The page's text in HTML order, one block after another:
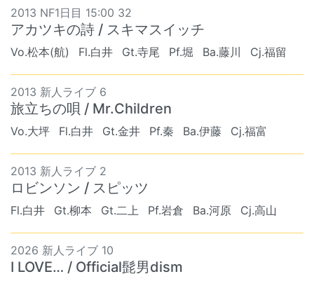
2013 NF1日目 15:00 32
アカツキの詩 / スキマスイッチ
Vo.松本(航) Fl.白井 Gt.寺尾 Pf.堀 Ba.藤川 Cj.福留
2013 新人ライブ 6
旅立ちの唄 / Mr.Children
Vo.大坪 Fl.白井 Gt.金井 Pf.秦 Ba.伊藤 Cj.福富
2013 新人ライブ 2
ロビンソン / スピッツ
Fl.白井 Gt.柳本 Gt.二上 Pf.岩倉 Ba.河原 Cj.高山
2026 新人ライブ 10
I LOVE… / Official髭男dism